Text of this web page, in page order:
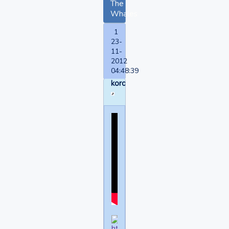
The
Whales
1
23-
11-
2012
04:48:39
korollev001